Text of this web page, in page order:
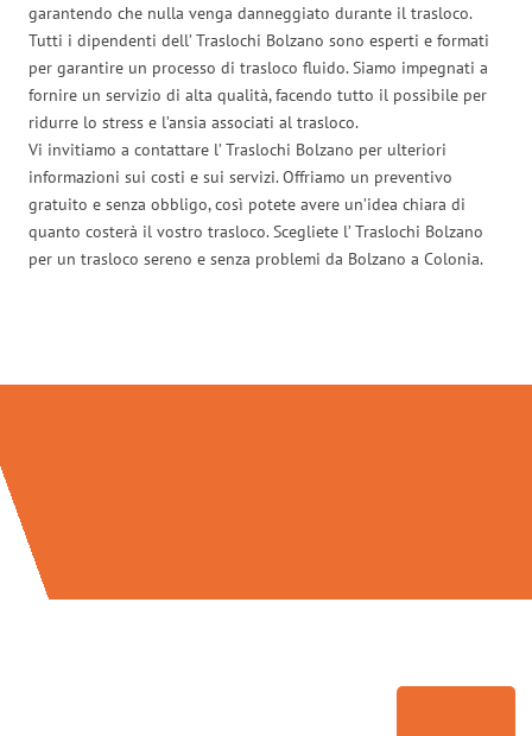
garantendo che nulla venga danneggiato durante il trasloco.
Tutti i dipendenti dell’ Traslochi Bolzano sono esperti e formati
per garantire un processo di trasloco fluido. Siamo impegnati a
fornire un servizio di alta qualità, facendo tutto il possibile per
ridurre lo stress e l’ansia associati al trasloco.
Vi invitiamo a contattare l’ Traslochi Bolzano per ulteriori
informazioni sui costi e sui servizi. Offriamo un preventivo
gratuito e senza obbligo, così potete avere un’idea chiara di
quanto costerà il vostro trasloco. Scegliete l’ Traslochi Bolzano
per un trasloco sereno e senza problemi da Bolzano a Colonia.